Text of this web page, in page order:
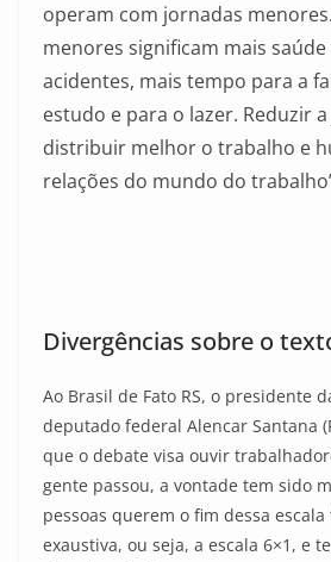
operam com jornadas
menores significam mais
acidentes, mais tempo para a
estudo e para o lazer. Reduzir
distribuir melhor o trabalho e
relações do mundo do
Divergências sobre o
Ao Brasil de Fato RS, o presidente
deputado federal Alencar Santana
que o debate visa ouvir
gente passou, a vontade tem sido
pessoas querem o fim dessa
exaustiva, ou seja, a escala 6×1, e